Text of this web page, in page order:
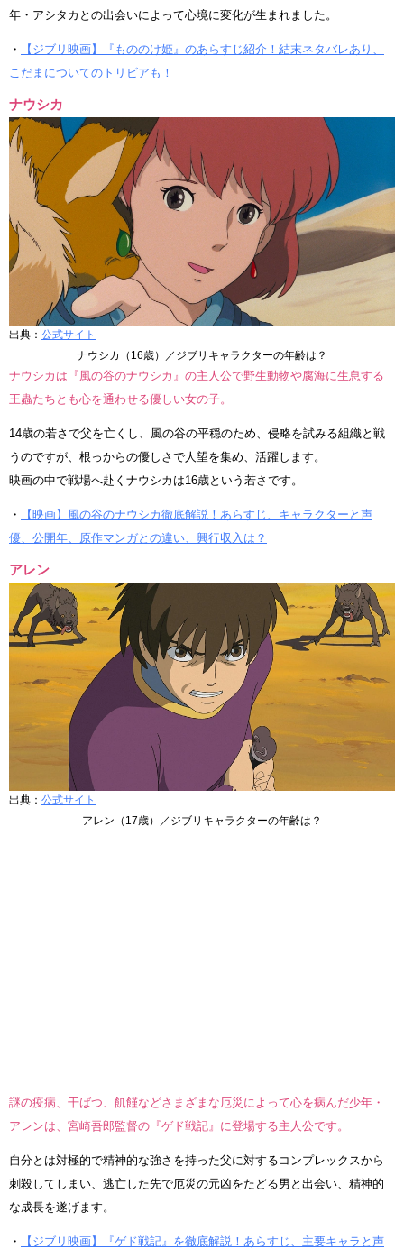
年・アシタカとの出会いによって心境に変化が生まれました。
・
【ジブリ映画】『もののけ姫』のあらすじ紹介！結末ネタバレあり、
こだまについてのトリビアも！
ナウシカ
出典： 公式サイト
ナウシカ（16歳）／ジブリキャラクターの年齢は？
ナウシカは『風の谷のナウシカ』の主人公で野生動物や腐海に生息する
王蟲たちとも心を通わせる優しい女の子。
14歳の若さで父を亡くし、風の谷の平穏のため、侵略を試みる組織と戦
うのですが、根っからの優しさで人望を集め、活躍します。
映画の中で戦場へ赴くナウシカは16歳という若さです。
・
【映画】風の谷のナウシカ徹底解説！あらすじ、キャラクターと声
優、公開年、原作マンガとの違い、興行収入は？
アレン
出典： 公式サイト
アレン（17歳）／ジブリキャラクターの年齢は？
謎の疫病、干ばつ、飢饉などさまざまな厄災によって心を病んだ少年・
アレンは、宮崎吾郎監督の『ゲド戦記』に登場する主人公です。
自分とは対極的で精神的な強さを持った父に対するコンプレックスから
刺殺してしまい、逃亡した先で厄災の元凶をたどる男と出会い、精神的
な成長を遂げます。
・ 【ジブリ映画】『ゲド戦記』を徹底解説！あらすじ、主要キャラと声